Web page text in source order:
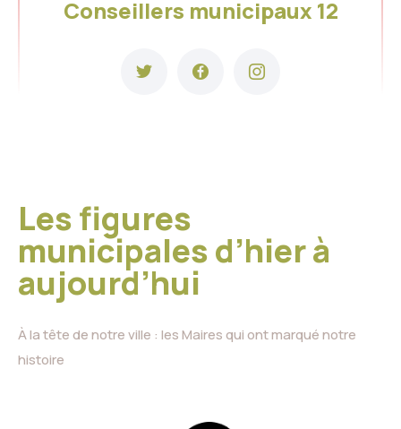
Conseillers municipaux 12
Les figures
municipales d’hier à
aujourd’hui
À la tête de notre ville : les Maires qui ont marqué notre
histoire